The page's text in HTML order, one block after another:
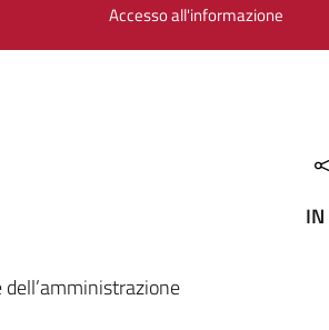
Accesso all'informazione